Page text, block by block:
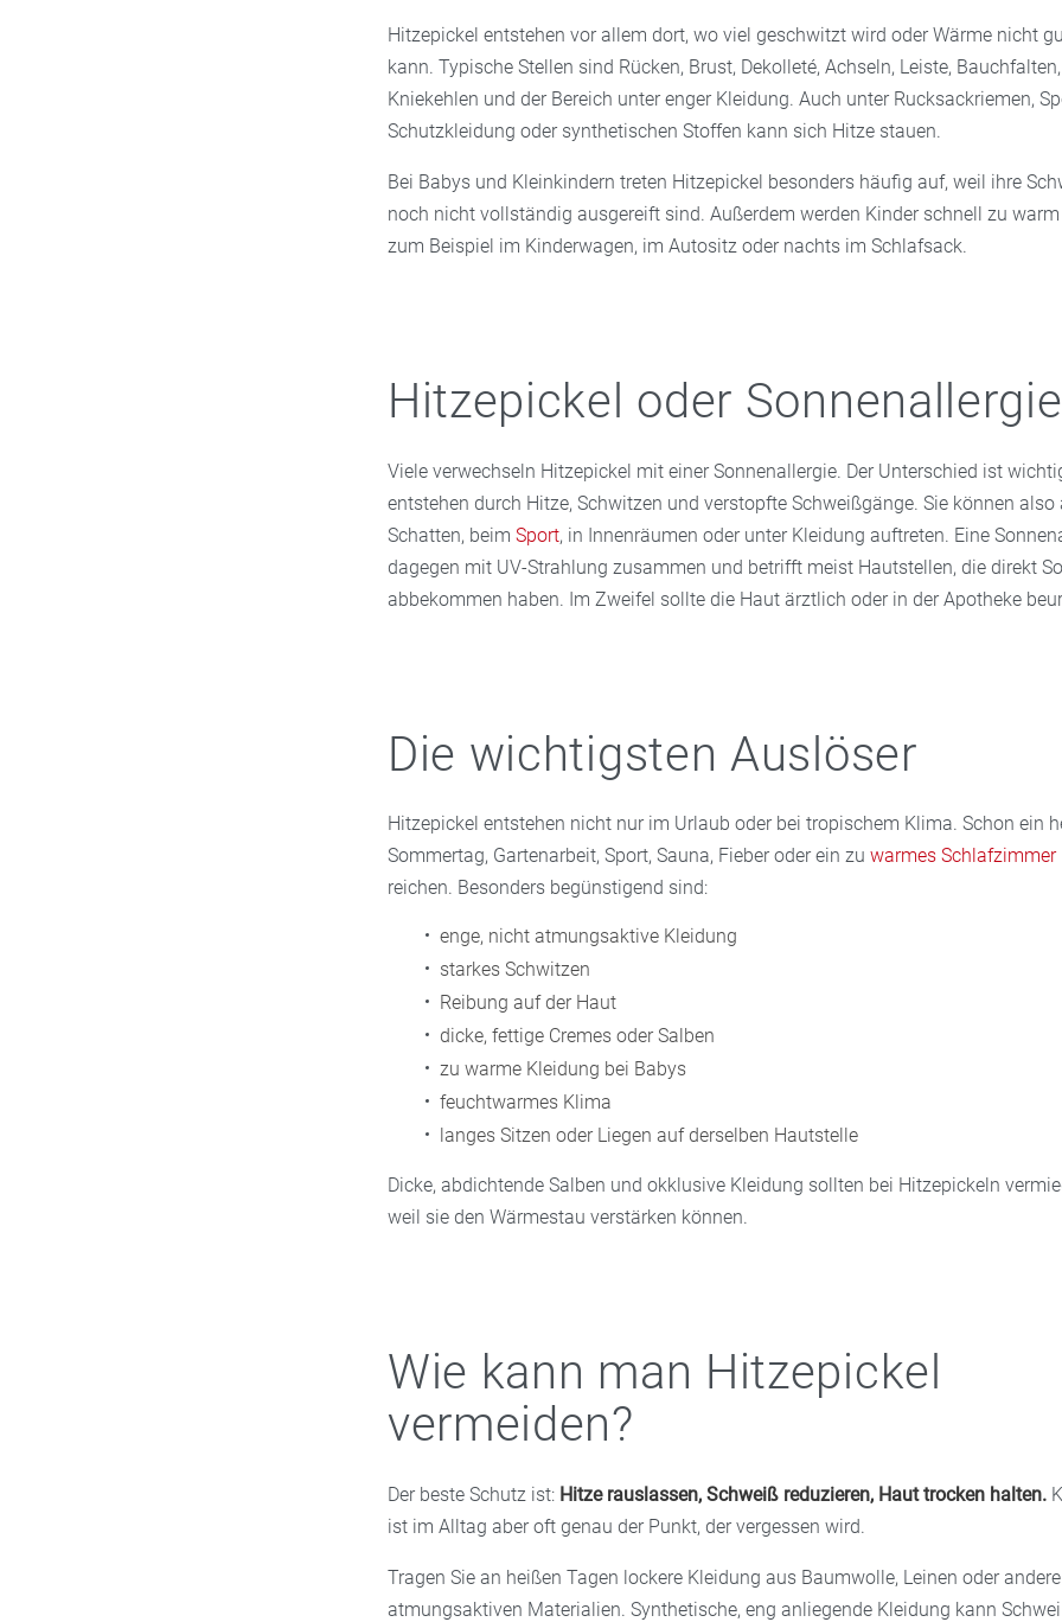
Hitzepickel entstehen vor allem dort, wo viel geschwitzt wird oder Wärme nicht
kann. Typische Stellen sind Rücken, Brust, Dekolleté, Achseln, Leiste,
Kniekehlen und der Bereich unter enger Kleidung. Auch unter Rucksackriemen,
Schutzkleidung oder synthetischen Stoffen kann sich Hitze stauen.
Bei Babys und Kleinkindern treten Hitzepickel besonders häufig auf, weil ihre
noch nicht vollständig ausgereift sind. Außerdem werden Kinder schnell zu
zum Beispiel im Kinderwagen, im Autositz oder nachts im Schlafsack.
Hitzepickel oder
Viele verwechseln Hitzepickel mit einer Sonnenallergie. Der Unterschied ist
entstehen durch Hitze, Schwitzen und verstopfte Schweißgänge. Sie können also
Schatten, beim Sport, in Innenräumen oder unter Kleidung auftreten. Eine
dagegen mit UV-Strahlung zusammen und betrifft meist Hautstellen, die direkt
abbekommen haben. Im Zweifel sollte die Haut ärztlich oder in der Apotheke
Die wichtigsten Auslöser
Hitzepickel entstehen nicht nur im Urlaub oder bei tropischem Klima. Schon ein
Sommertag, Gartenarbeit, Sport, Sauna, Fieber oder ein zu warmes Schlafzimmer
reichen. Besonders begünstigend sind:
enge, nicht atmungsaktive Kleidung
starkes Schwitzen
Reibung auf der Haut
dicke, fettige Cremes oder Salben
zu warme Kleidung bei Babys
feuchtwarmes Klima
langes Sitzen oder Liegen auf derselben Hautstelle
Dicke, abdichtende Salben und okklusive Kleidung sollten bei Hitzepickeln
weil sie den Wärmestau verstärken können.
Wie kann man Hitzepickel
vermeiden?
Der beste Schutz ist: Hitze rauslassen, Schweiß reduzieren, Haut trocken halten.
ist im Alltag aber oft genau der Punkt, der vergessen wird.
Tragen Sie an heißen Tagen lockere Kleidung aus Baumwolle, Leinen oder
atmungsaktiven Materialien. Synthetische, eng anliegende Kleidung kann